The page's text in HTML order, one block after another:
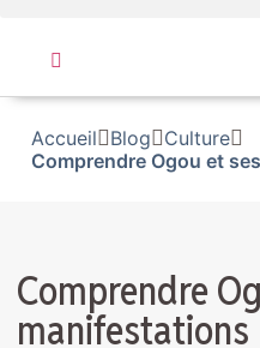
Accueil Blog
Culture
Comprendre Ogou et
Comprendre
manifestations